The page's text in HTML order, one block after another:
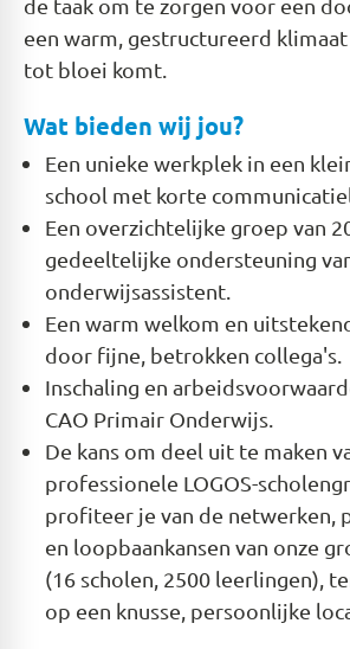
de taak om te zorgen voor een
een warm, gestructureerd
tot bloei komt.
Wat bieden wij jou?
Een unieke werkplek in een
school met korte
Een overzichtelijke groep van
gedeeltelijke ondersteuning
onderwijsassistent.
Een warm welkom en
door fijne, betrokken collega's.
Inschaling en
CAO Primair Onderwijs.
De kans om deel uit te maken
professionele LOGOS-
profiteer je van de netwerken,
en loopbaankansen van onze
(16 scholen, 2500 leerlingen),
op een knusse, persoonlijke